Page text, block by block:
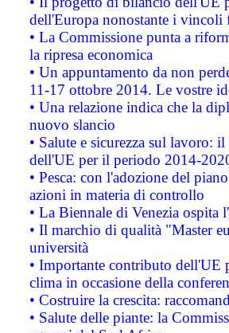
dell'Europa nonostante i vincoli
• La Commissione punta a
la ripresa economica
• Un appuntamento da non
11-17 ottobre 2014. Le vostre
• Una relazione indica che la
nuovo slancio
• Salute e sicurezza sul lavoro:
dell'UE per il periodo 2014-
• Pesca: con l'adozione del
azioni in materia di controllo
• La Biennale di Venezia ospita
• Il marchio di qualità "Master
università
• Importante contributo dell'UE
clima in occasione della
• Costruire la crescita:
• Salute delle piante: la